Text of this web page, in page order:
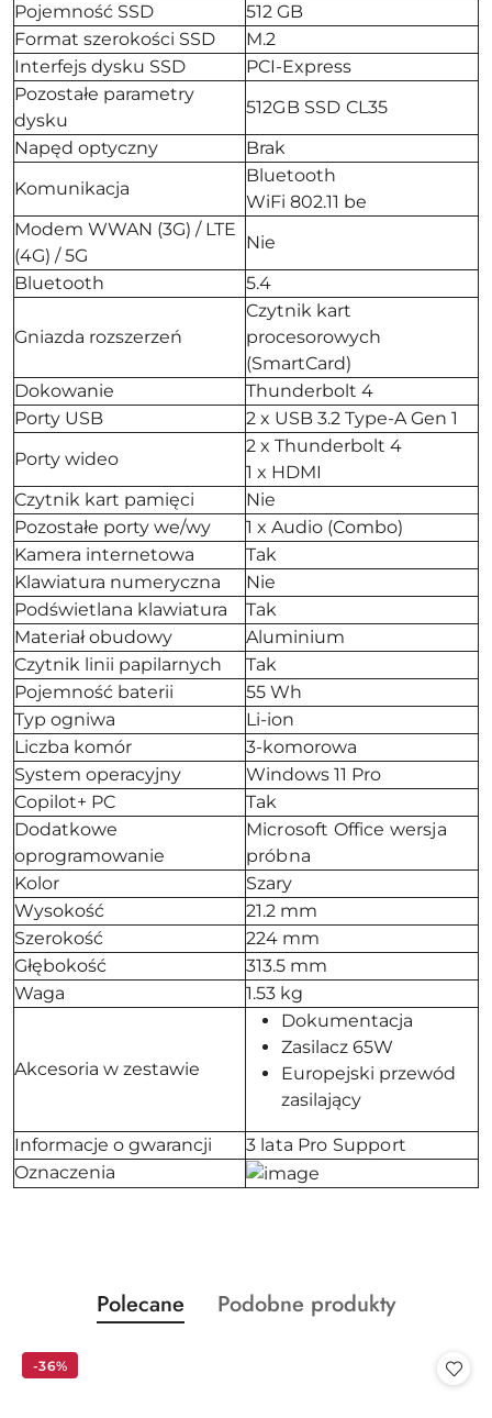
Pojemność SSD
512 GB
Format szerokości SSD
M.2
Interfejs dysku SSD
PCI-Express
Pozostałe parametry
dysku
512GB SSD CL35
Napęd optyczny
Brak
Komunikacja
Bluetooth
WiFi 802.11 be
Modem WWAN (3G) / LTE
(4G) / 5G
Nie
Bluetooth
5.4
Gniazda rozszerzeń
Czytnik kart
procesorowych
(SmartCard)
Dokowanie
Thunderbolt 4
Porty USB
2 x USB 3.2 Type-A Gen 1
Porty wideo
2 x Thunderbolt 4
1 x HDMI
Czytnik kart pamięci
Nie
Pozostałe porty we/wy
1 x Audio (Combo)
Kamera internetowa
Tak
Klawiatura numeryczna
Nie
Podświetlana klawiatura
Tak
Materiał obudowy
Aluminium
Czytnik linii papilarnych
Tak
Pojemność baterii
55 Wh
Typ ogniwa
Li-ion
Liczba komór
3-komorowa
System operacyjny
Windows 11 Pro
Copilot+ PC
Tak
Dodatkowe
oprogramowanie
Microsoft Office wersja
próbna
Kolor
Szary
Wysokość
21.2 mm
Szerokość
224 mm
Głębokość
313.5 mm
Waga
1.53 kg
Akcesoria w zestawie
Dokumentacja
Zasilacz 65W
Europejski przewód
zasilający
Informacje o gwarancji
3 lata Pro Support
Oznaczenia
Pomiń karuzelę produktów
Produkty
o
Polecane
Produkty
Podobne produkty
-36%